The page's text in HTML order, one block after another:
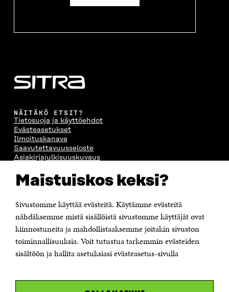
Maistuiskos keksi?
Sivustomme käyttää evästeitä. Käytämme evästeitä
nähdäksemme mistä sisällöistä sivustomme käyttäjät ovat
kiinnostuneita ja mahdollistaaksemme joitakin sivuston
toiminnallisuuksia. Voit tutustua tarkemmin evästeiden
sisältöön ja hallita asetuksiasi evästeasetus-sivulla
NÄITÄKÖ ETSIT?
Tietosuoja ja käyttöehdot
Evästeasetukset
Ilmoituskanava
Saavutettavuusseloste
Asiakirjajulkisuuskuvaus
Suomen itsenäisyyden juhlarahasto Sitra
Itämerenkatu 11-13, PL 160,
00181 Helsinki
Puhelin +358 294 618 991
etunimi.sukunimi@sitra.fi tai sitra@sitra.fi